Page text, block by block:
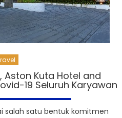
Aston Kuta Hotel and
19 Seluruh Karyawan
salah satu bentuk komitmen